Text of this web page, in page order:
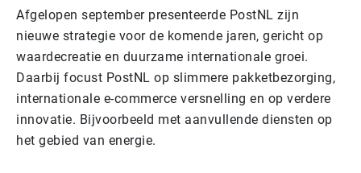
Afgelopen september presenteerde PostNL zijn
nieuwe strategie voor de komende jaren, gericht op
waardecreatie en duurzame internationale groei.
Daarbij focust PostNL op slimmere pakketbezorging,
internationale e-commerce versnelling en op verdere
innovatie. Bijvoorbeeld met aanvullende diensten op
het gebied van energie.